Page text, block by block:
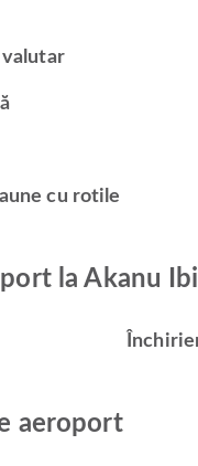
cu rotile
la Akanu
aeroport